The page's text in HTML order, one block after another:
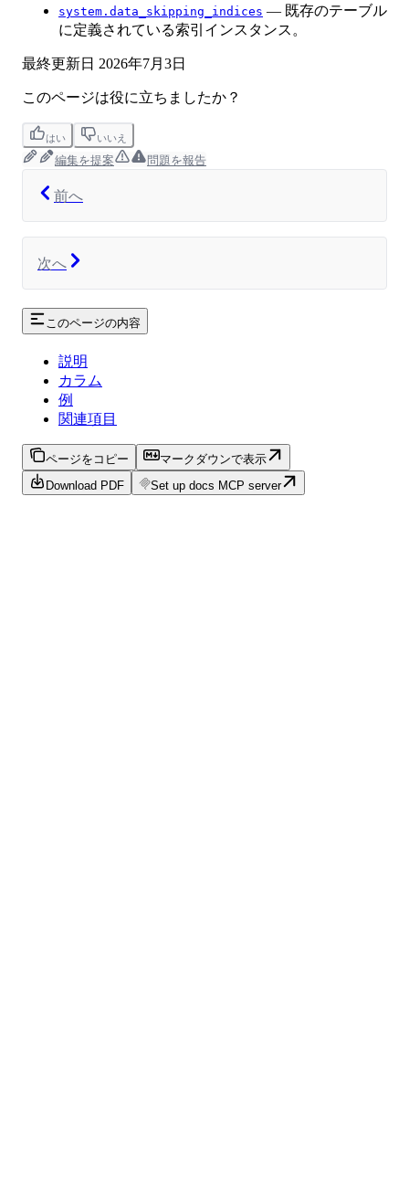
system.data_skipping_indices — 既存のテーブル
に定義されている索引インスタンス。
最終更新日 2026年7月3日
このページは役に立ちましたか？
はい いいえ
編集を提案 問題を報告
前へ
次へ
このページの内容
説明
カラム
例
関連項目
ページをコピー
マークダウンで表示
Download PDF
Set up docs MCP server